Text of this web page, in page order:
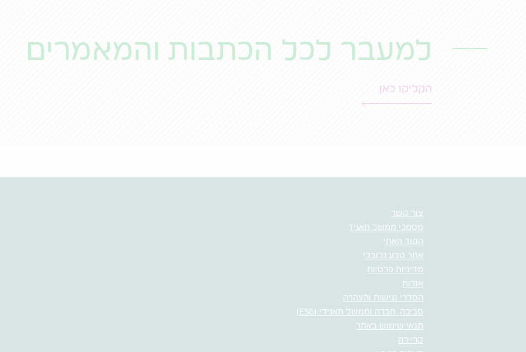
למעבר לכל הכתבות והמאמרים
הקליקו כאן
צור קשר
מסמכי ממשל תאגיד
הקוד האתי
אתר טבע גלובלי
מדיניות פרטיות
אודות
הסדרי נגישות והצהרה
סביבה, חברה וממשל תאגידי (ESG)
תנאי שימוש באתר
קריירה